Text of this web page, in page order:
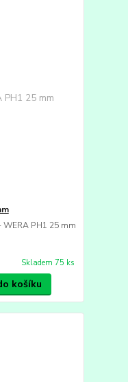
PH1 25 mm
Skladem 75 ks
košíku